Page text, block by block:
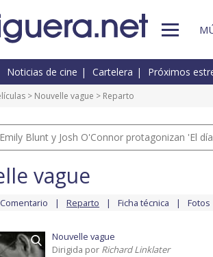
Noticias de cine Cartelera Próximos
> Nouvelle vague > Reparto
Emily Blunt y Josh O'Connor protagonizan 'El
vague
Comentario Reparto Ficha técnica Fotos
Nouvelle vague
Dirigida por Richard Linklater